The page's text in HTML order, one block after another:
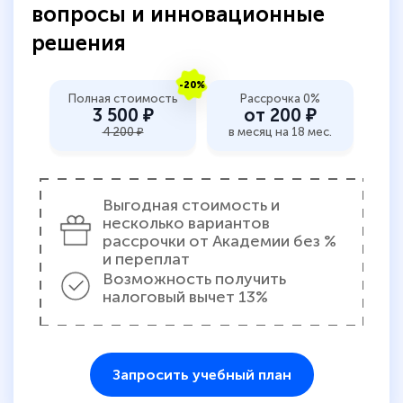
вопросы и инновационные
решения
-20%
Полная стоимость
3 500 ₽
4 200 ₽
Рассрочка 0%
от 200 ₽
в месяц на 18 мес.
Выгодная стоимость и
несколько вариантов
рассрочки от Академии без %
и переплат
Возможность получить
налоговый вычет 13%
Запросить учебный план